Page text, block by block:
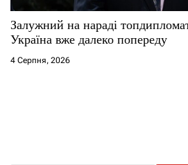
Залужний на нараді
Україна вже далеко попереду
4 Серпня, 2026